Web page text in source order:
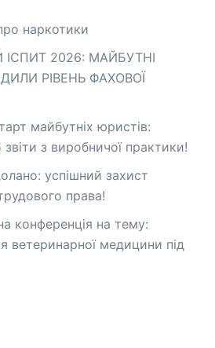
наркотики
ІСПИТ 2026: МАЙБУТНІ
РІВЕНЬ ФАХОВОЇ
майбутніх юристів:
з виробничої практики!
успішний захист
права!
конференція на тему:
ветеринарної медицини під